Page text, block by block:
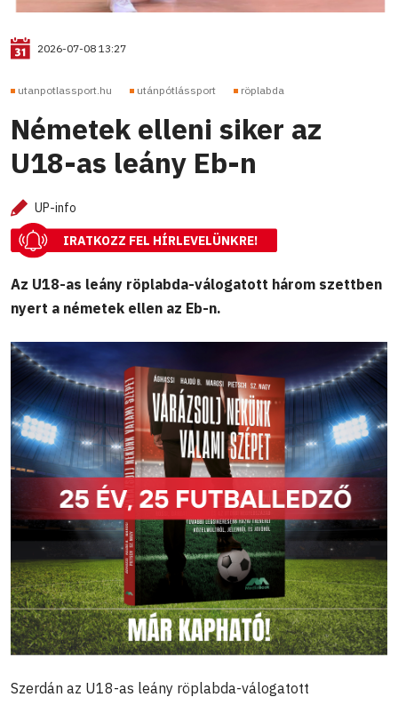
2026-07-08 13:27
utanpotlassport.hu utánpótlássport röplabda
Németek elleni siker az
U18-as leány Eb-n
UP-info
IRATKOZZ FEL HÍRLEVELÜNKRE!
Az U18-as leány röplabda-válogatott három szettben
nyert a németek ellen az Eb-n.
Szerdán az U18-as leány röplabda-válogatott